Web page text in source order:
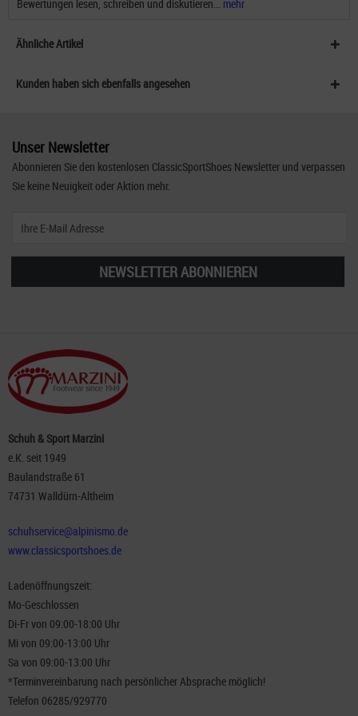
Bewertungen lesen, schreiben und diskutieren... mehr
Ähnliche Artikel
Kunden haben sich ebenfalls angesehen
Unser Newsletter
Abonnieren Sie den kostenlosen ClassicSportShoes Newsletter und verpassen
Sie keine Neuigkeit oder Aktion mehr.
NEWSLETTER ABONNIEREN
Schuh & Sport Marzini
e.K. seit 1949
Baulandstraße 61
74731 Walldürn-Altheim
schuhservice@alpinismo.de
www.classicsportshoes.de
Ladenöffnungszeit:
Mo-Geschlossen
Di-Fr von 09:00-18:00 Uhr
Mi von 09:00-13:00 Uhr
Sa von 09:00-13:00 Uhr
*Terminvereinbarung nach persönlicher Absprache möglich!
Telefon 06285/929770